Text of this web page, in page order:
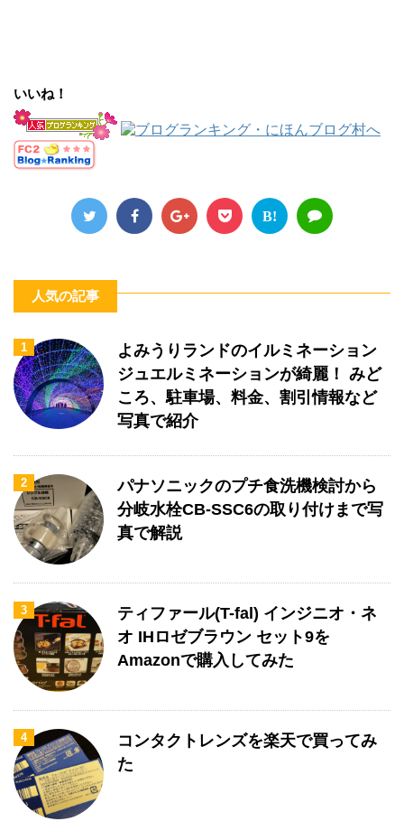
いいね！
B!
人気の記事
1
よみうりランドのイルミネーション
ジュエルミネーションが綺麗！ みど
ころ、駐車場、料金、割引情報など
写真で紹介
2
パナソニックのプチ食洗機検討から
分岐水栓CB-SSC6の取り付けまで写
真で解説
3
ティファール(T-fal) インジニオ・ネ
オ IHロゼブラウン セット9を
Amazonで購入してみた
4
コンタクトレンズを楽天で買ってみ
た